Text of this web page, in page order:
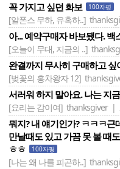
꼭 가지고 싶던 화보 100자평
[알폰스 무하, 유혹하..]
아... 예약구매자 바보됐다. 백
[오늘이 무대, 지금의 ..]
완결까지 무사히 구매하고 싶
[벚꽃의 홍차왕자 12]
서러워 하지 말아요. 나는 지
[요리는 감이여] thanksgiver |
뭐지? 내 얘기인가? ㅋㅋㅋ
만날때도 있고 가끔 못 볼 때
ㅎㅎ
100자평
[나는 왜 나를 피곤하..]